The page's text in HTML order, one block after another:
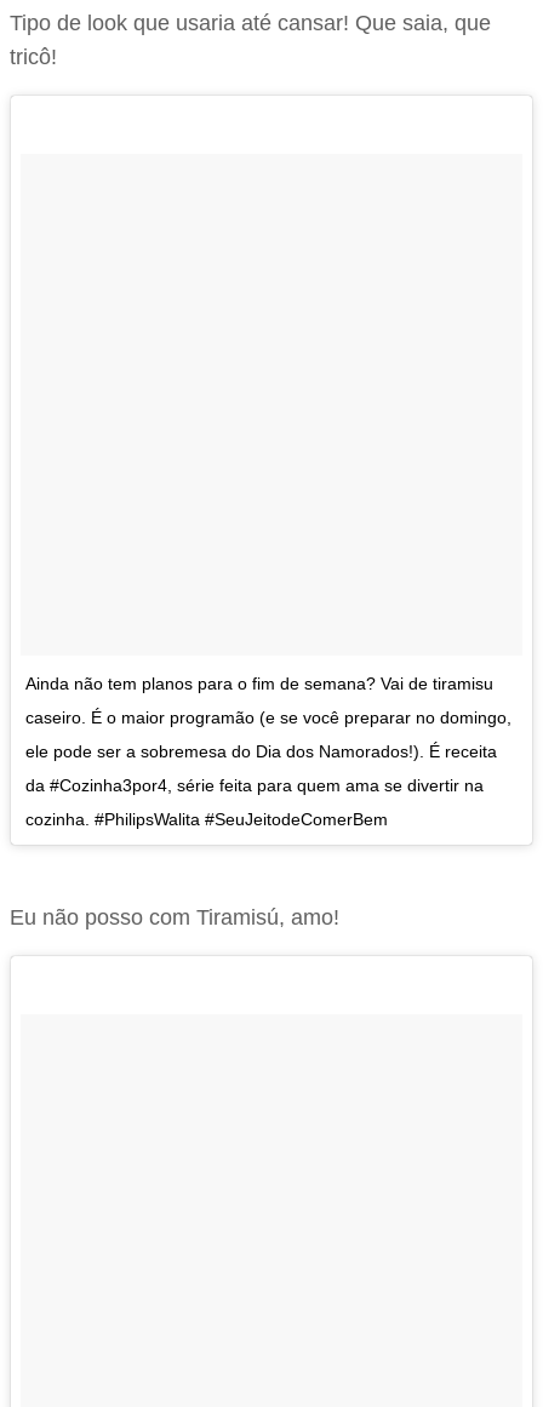
Tipo de look que usaria até cansar! Que saia, que
tricô!
Ainda não tem planos para o fim de semana? Vai de tiramisu
caseiro. É o maior programão (e se você preparar no domingo,
ele pode ser a sobremesa do Dia dos Namorados!). É receita
da #Cozinha3por4, série feita para quem ama se divertir na
cozinha. #PhilipsWalita #SeuJeitodeComerBem
Eu não posso com Tiramisú, amo!